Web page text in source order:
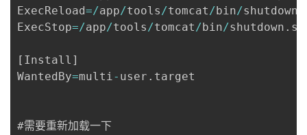
ExecReload=/app/tools/tomcat/bin/shutdown
ExecStop=/app/tools/tomcat/bin/shutdown . sh
[ Install ]
WantedBy=multi- user . target
#需要重新加载一下